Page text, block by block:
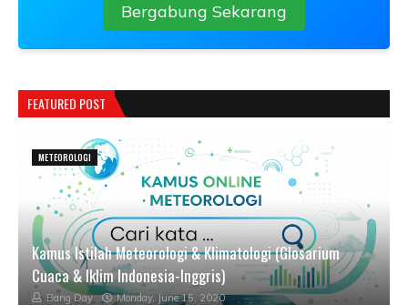
Bergabung Sekarang
FEATURED POST
METEOROLOGI
Kamus Istilah Meteorologi & Klimatologi (Glosarium
Cuaca & Iklim Indonesia-Inggris)
Bang Day Monday, June 15, 2020